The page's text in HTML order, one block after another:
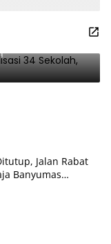
34 Sekolah,
Jalan Rabat
Banyumas